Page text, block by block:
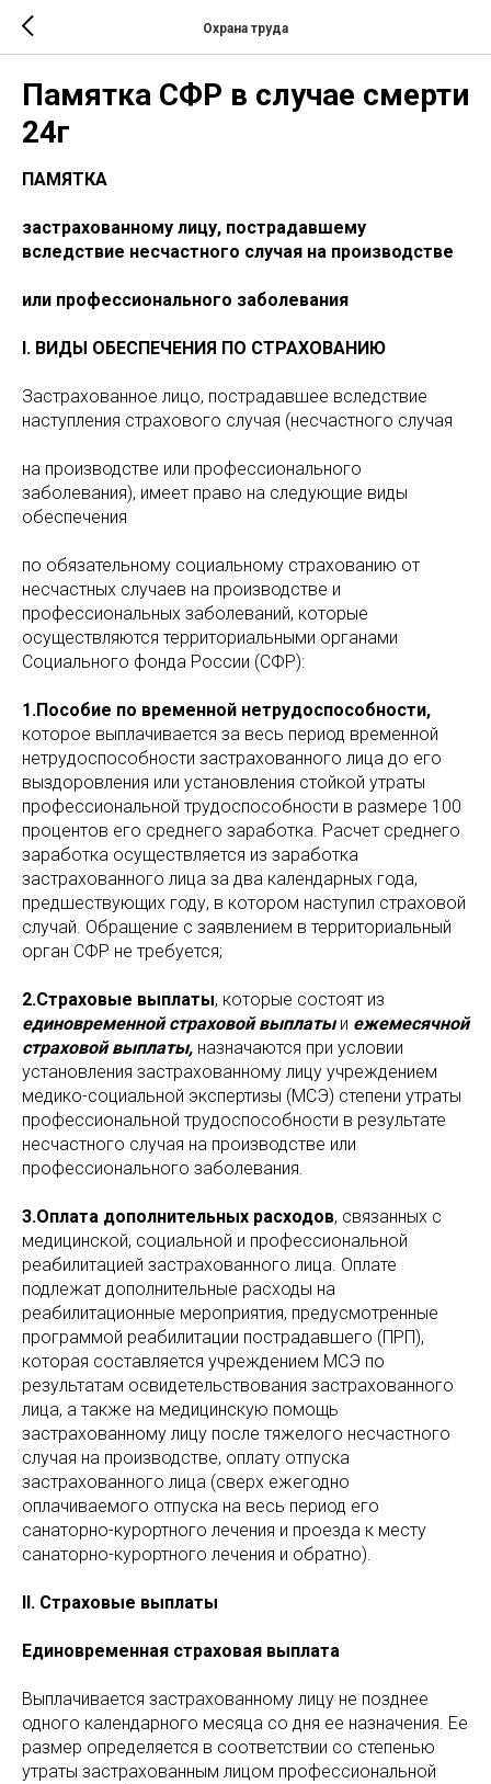
Охрана труда
Памятка СФР в случае смерти
24г
ПАМЯТКА
застрахованному лицу, пострадавшему
вследствие несчастного случая на производстве
или профессионального заболевания
I. ВИДЫ ОБЕСПЕЧЕНИЯ ПО СТРАХОВАНИЮ
Застрахованное лицо, пострадавшее вследствие
наступления страхового случая (несчастного случая
на производстве или профессионального
заболевания), имеет право на следующие виды
обеспечения
по обязательному социальному страхованию от
несчастных случаев на производстве и
профессиональных заболеваний, которые
осуществляются территориальными органами
Социального фонда России (СФР):
1.Пособие по временной нетрудоспособности,
которое выплачивается за весь период временной
нетрудоспособности застрахованного лица до его
выздоровления или установления стойкой утраты
профессиональной трудоспособности в размере 100
процентов его среднего заработка. Расчет среднего
заработка осуществляется из заработка
застрахованного лица за два календарных года,
предшествующих году, в котором наступил страховой
случай. Обращение с заявлением в территориальный
орган СФР не требуется;
2.Страховые выплаты, которые состоят из
единовременной страховой выплатыи ежемесячной
страховой выплаты, назначаются при условии
установления застрахованному лицу учреждением
медико-социальной экспертизы (МСЭ) степени утраты
профессиональной трудоспособности в результате
несчастного случая на производстве или
профессионального заболевания.
3.Оплата дополнительных расходов, связанных с
медицинской, социальной и профессиональной
реабилитацией застрахованного лица. Оплате
подлежат дополнительные расходы на
реабилитационные мероприятия, предусмотренные
программой реабилитации пострадавшего (ПРП),
которая составляется учреждением МСЭ по
результатам освидетельствования застрахованного
лица, а также на медицинскую помощь
застрахованному лицу после тяжелого несчастного
случая на производстве, оплату отпуска
застрахованного лица (сверх ежегодно
оплачиваемого отпуска на весь период его
санаторно-курортного лечения и проезда к месту
санаторно-курортного лечения и обратно).
II. Страховые выплаты
Единовременная страховая выплата
Выплачивается застрахованному лицу не позднее
одного календарного месяца со дня ее назначения. Ее
размер определяется в соответствии со степенью
утраты застрахованным лицом профессиональной